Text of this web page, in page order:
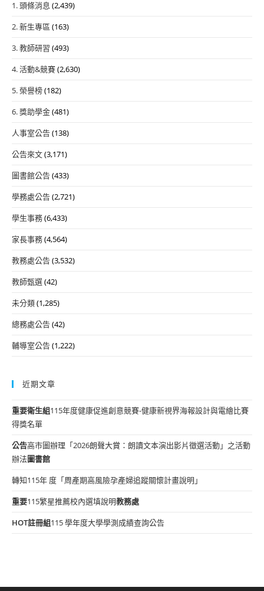
1. 頭條消息 (2,439)
2. 新生專區 (163)
3. 教師研習 (493)
4. 活動&競賽(2,630)
5. 榮譽榜(182)
6. 獎助學金(481)
人事室公告(138)
公告來文(3,171)
圖書館公告(433)
學務處公告(2,721)
學生事務(6,433)
家長事務(4,564)
教務處公告(3,532)
教師甄選(42)
未分類(1,285)
總務處公告(42)
輔導室公告(1,222)
近期文章
重要衛生組115年度健康促進創意競賽-健康新視界海報設計與電繪比賽
得獎名單
公告高市圖辦理「2026朗聲大賞：朗讀文本演出影片徵選活動」之活動
辦法圖書館
轉知115年 度「周產期高風險孕產婦追蹤關懷計畫說明」
重要115繁星推薦校內選填說明教務處
HOT註冊組115 學年度大學學測成績查詢公告